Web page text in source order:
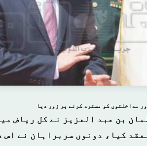
مداخلتوں کو مسترد کرنے پر زور دیا
بن عبد العزیز نے کل ریاض
کیا، دونوں سربراہان نے اس